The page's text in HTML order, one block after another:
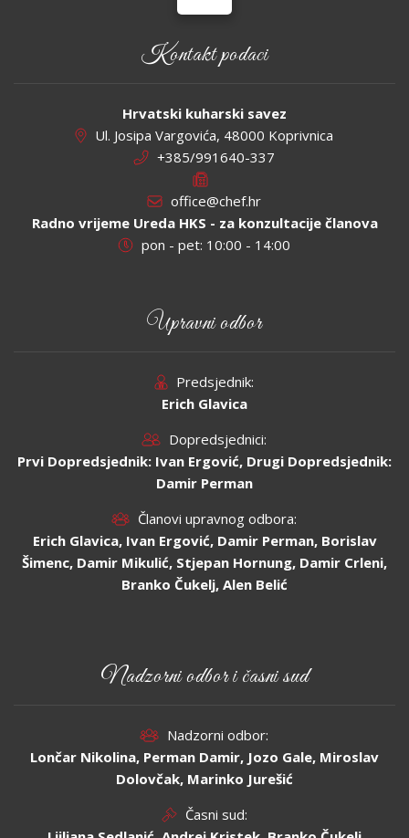
Kontakt podaci
Hrvatski kuharski savez
Ul. Josipa Vargovića, 48000 Koprivnica
+385/991640-337
office@chef.hr
Radno vrijeme Ureda HKS - za konzultacije članova
pon - pet: 10:00 - 14:00
Upravni odbor
Predsjednik:
Erich Glavica
Dopredsjednici:
Prvi Dopredsjednik: Ivan Ergović, Drugi Dopredsjednik:
Damir Perman
Članovi upravnog odbora:
Erich Glavica, Ivan Ergović, Damir Perman, Borislav
Šimenc, Damir Mikulić, Stjepan Hornung, Damir Crleni,
Branko Čukelj, Alen Belić
Nadzorni odbor i časni sud
Nadzorni odbor:
Lončar Nikolina, Perman Damir, Jozo Gale, Miroslav
Dolovčak, Marinko Jurešić
Časni sud: